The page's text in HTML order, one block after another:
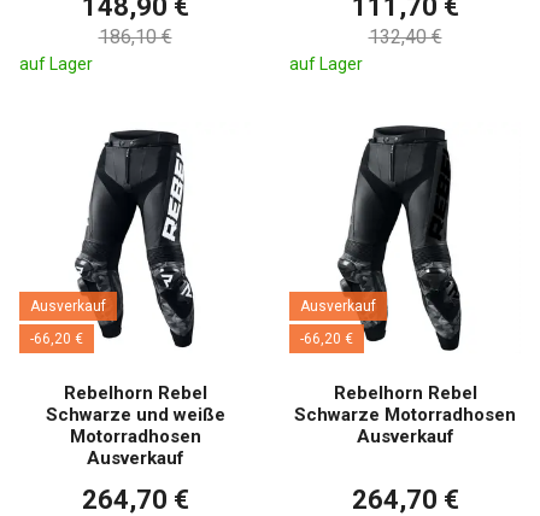
148,90 €
186,10 €
auf Lager
111,70 €
132,40 €
auf Lager
Ausverkauf
-66,20 €
Rebelhorn Rebel
Schwarze und weiße
Motorradhosen
Ausverkauf
264,70 €
Ausverkauf
-66,20 €
Rebelhorn Rebel
Schwarze Motorradhosen
Ausverkauf
264,70 €